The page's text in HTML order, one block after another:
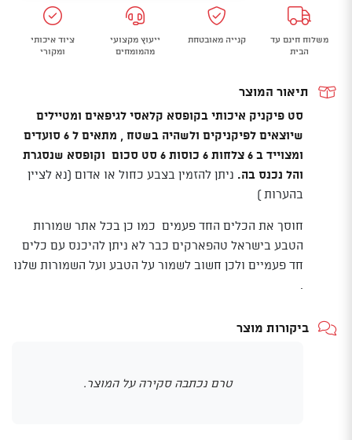
פיקניק
ל
6
משלוח חינם עד
הבית
קנייה מאובטחת
ייעוץ מקצועי
מהמומחים
ציוד איכותי
ומקורי
תיאור המוצר
סט פיקניק איכותי בקופסא קלאסי לגיפאים ומטיילים
שיוצאים לפיקניקים ולשהיה בשטח , מתאים ל 6 סועדים
ומצוייד ב 6 צלחות 6 כוסות 6 סט סכום וקופסא שנסגרת
והל נכנס בה. ניתן להזמין בצבע כחול או אדום (נא לציין
בהערות )
חוסך את הכלים החד פעמים כמו כן בכל אתר שמורות
הטבע בישראל טהפארקים כבר לא ניתן להיכנס עם כלים
חד פעמיים ולכן חשוב לשמור על הטבע ועל השמורות שלנו
ביקורות מוצר
טרם נכתבה סקירה על המוצר.